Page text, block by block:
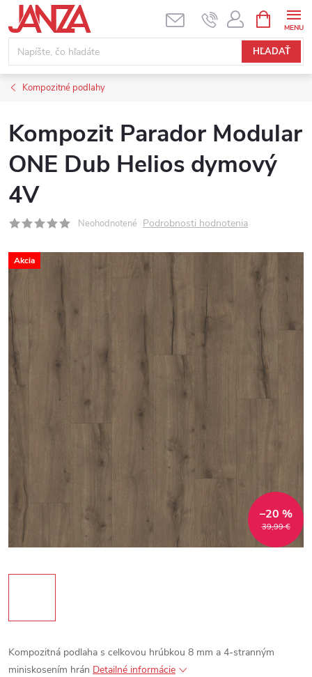
Prejsť na obsah
HĽADAŤ
Kompozitné podlahy
Kompozit Parador Modular
ONE Dub Helios dymový
4V
Neohodnotené Podrobnosti hodnotenia
Akcia
39,99 €
–20 %
Kompozitná podlaha s celkovou hrúbkou 8 mm a 4-stranným
miniskosením hrán Detailné informácie